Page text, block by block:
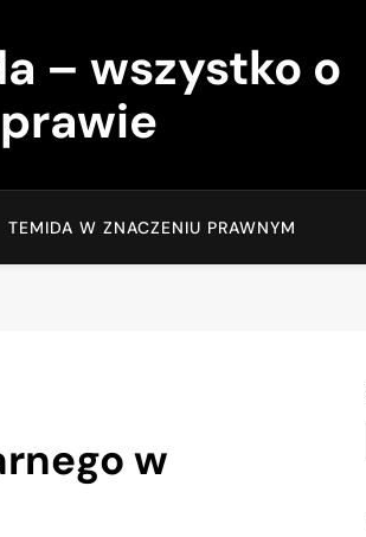
– wszystko o
prawie
TEMIDA W ZNACZENIU PRAWNYM
w